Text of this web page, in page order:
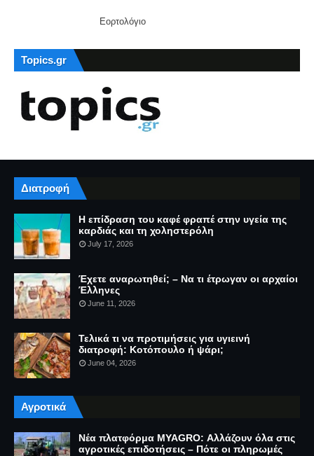
Εορτολόγιο
Topics.gr
Διατροφή
Η επίδραση του καφέ φραπέ στην υγεία της
καρδιάς και τη χοληστερόλη
July 17, 2026
Έχετε αναρωτηθεί; – Να τι έτρωγαν οι αρχαίοι
Έλληνες
June 11, 2026
Τελικά τι να προτιμήσεις για υγιεινή
διατροφή: Κοτόπουλο ή ψάρι;
June 04, 2026
Αγροτικά
Νέα πλατφόρμα MYAGRO: Αλλάζουν όλα στις
αγροτικές επιδοτήσεις – Πότε οι πληρωμές